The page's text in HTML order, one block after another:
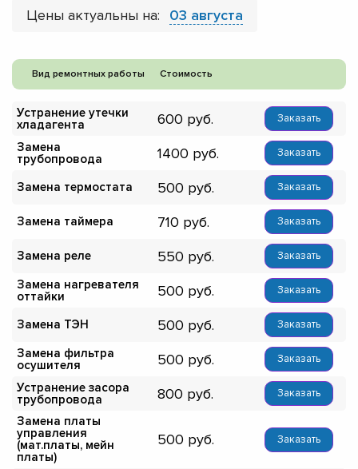
Цены актуальны на: 03 августа
Вид ремонтных работы Стоимость
Устранение утечки
хладагента
600 Заказать
Замена
трубопровода
1400 Заказать
Замена термостата 500 Заказать
Замена таймера 710 Заказать
Замена реле 550 Заказать
Замена нагревателя
оттайки
500 Заказать
Замена ТЭН 500 Заказать
Замена фильтра
осушителя
500 Заказать
Устранение засора
трубопровода
800 Заказать
Замена платы
управления
(мат.платы, мейн
платы)
500 Заказать